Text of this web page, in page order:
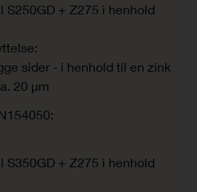
S250GD + Z275 i henhold
sider - i henhold til en zink
20 μm
S350GD + Z275 i henhold